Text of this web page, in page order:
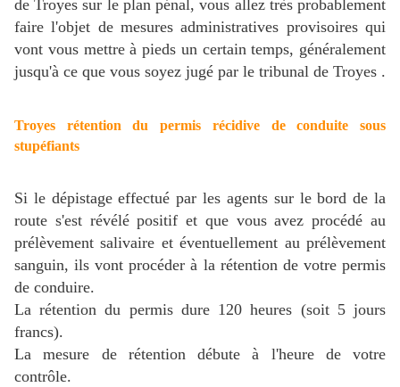
de Troyes sur le plan pénal, vous allez très probablement
faire l'objet de mesures administratives provisoires qui
vont vous mettre à pieds un certain temps, généralement
jusqu'à ce que vous soyez jugé par le tribunal de Troyes .
Troyes rétention du permis récidive de conduite sous
stupéfiants
Si le dépistage effectué par les agents sur le bord de la
route s'est révélé positif et que vous avez procédé au
prélèvement salivaire et éventuellement au prélèvement
sanguin, ils vont procéder à la rétention de votre permis
de conduire.
La rétention du permis dure 120 heures (soit 5 jours
francs).
La mesure de rétention débute à l'heure de votre
contrôle.